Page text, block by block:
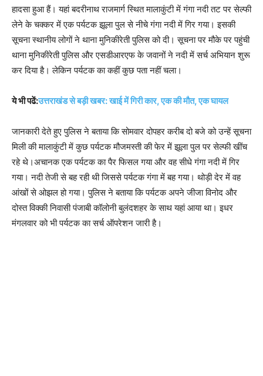
हादसा हुआ हैं। यहां बदरीनाथ राजमार्ग स्थित मालाकुंटी में गंगा नदी तट पर सेल्फी
लेने के चक्कर में एक पर्यटक झूला पुल से नीचे गंगा नदी में गिर गया। इसकी
सूचना स्थानीय लोगों ने थाना मुनिकीरेती पुलिस को दी। सूचना पर मौके पर पहुंची
थाना मुनिकीरेती पुलिस और एसडीआरएफ के जवानों ने नदी में सर्च अभियान शुरू
कर दिया है। लेकिन पर्यटक का कहीं कुछ पता नहीं चला।
ये भी पढें:उत्तराखंड से बड़ी खबर: खाई में गिरी कार, एक की मौत, एक घायल
जानकारी देते हुए पुलिस ने बताया कि सोमवार दोपहर करीब दो बजे को उन्हें सूचना
मिली की मालाकुंटी में कुछ पर्यटक मौजमस्ती की फेर में झूला पुल पर सेल्फी खींच
रहे थे।अचानक एक पर्यटक का पैर फिसल गया और वह सीधे गंगा नदी में गिर
गया। नदी तेजी से बह रही थी जिससे पर्यटक गंगा में बह गया। थोड़ी देर में वह
आंखों से ओझल हो गया। पुलिस ने बताया कि पर्यटक अपने जीजा विनोद और
दोस्त विक्की निवासी पंजाबी कॉलोनी बुलंदशहर के साथ यहां आया था। इधर
मंगलवार को भी पर्यटक का सर्च ऑपरेशन जारी है।